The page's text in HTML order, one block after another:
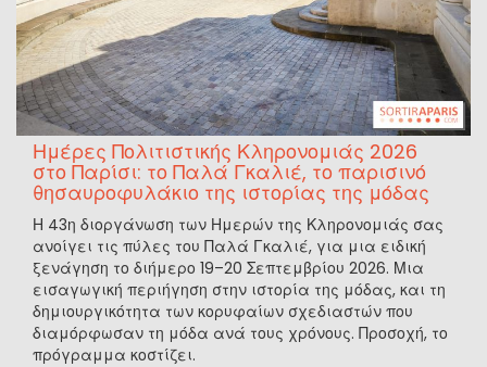
Ημέρες Πολιτιστικής Κληρονομιάς 2026
στο Παρίσι: το Παλά Γκαλιέ, το παρισινό
θησαυροφυλάκιο της ιστορίας της μόδας
Η 43η διοργάνωση των Ημερών της Κληρονομιάς σας
ανοίγει τις πύλες του Παλά Γκαλιέ, για μια ειδική
ξενάγηση το διήμερο 19–20 Σεπτεμβρίου 2026. Μια
εισαγωγική περιήγηση στην ιστορία της μόδας, και τη
δημιουργικότητα των κορυφαίων σχεδιαστών που
διαμόρφωσαν τη μόδα ανά τους χρόνους. Προσοχή, το
πρόγραμμα κοστίζει.